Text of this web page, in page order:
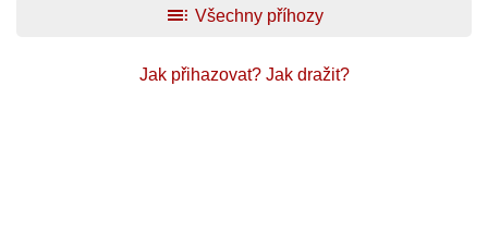
toc Všechny příhozy
Jak přihazovat? Jak dražit?